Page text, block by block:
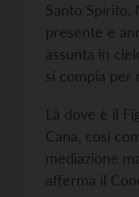
Santo Spirito.
presente e
assunta in
si compia per
Là dove è il
Cana, così
mediazione
afferma il